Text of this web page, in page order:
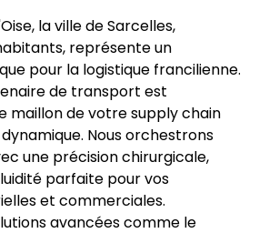
la ville de Sarcelles,
représente un
pour la logistique francilienne.
de transport est
maillon de votre supply chain
Nous orchestrons
une précision chirurgicale,
parfaite pour vos
et commerciales.
avancées comme le